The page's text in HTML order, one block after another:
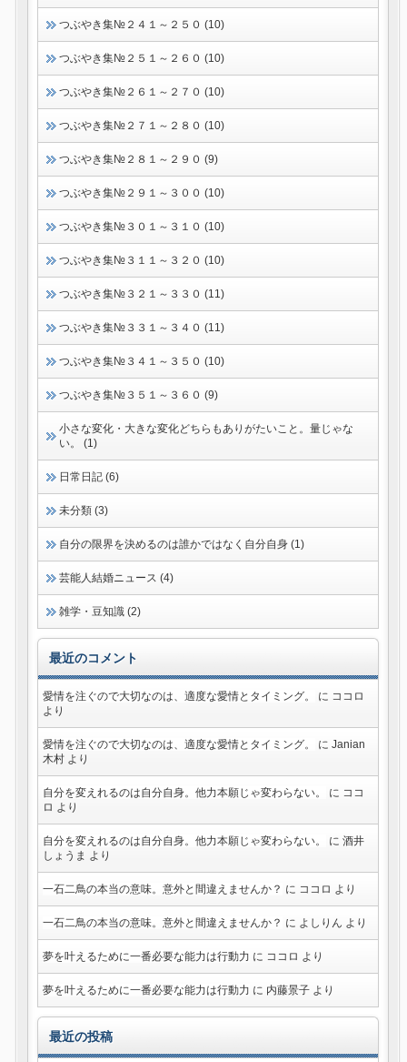
つぶやき集№２４１～２５０ (10)
つぶやき集№２５１～２６０ (10)
つぶやき集№２６１～２７０ (10)
つぶやき集№２７１～２８０ (10)
つぶやき集№２８１～２９０ (9)
つぶやき集№２９１～３００ (10)
つぶやき集№３０１～３１０ (10)
つぶやき集№３１１～３２０ (10)
つぶやき集№３２１～３３０ (11)
つぶやき集№３３１～３４０ (11)
つぶやき集№３４１～３５０ (10)
つぶやき集№３５１～３６０ (9)
小さな変化・大きな変化どちらもありがたいこと。量じゃな
い。 (1)
日常日記 (6)
未分類 (3)
自分の限界を決めるのは誰かではなく自分自身 (1)
芸能人結婚ニュース (4)
雑学・豆知識 (2)
最近のコメント
愛情を注ぐので大切なのは、適度な愛情とタイミング。 に ココロ
より
愛情を注ぐので大切なのは、適度な愛情とタイミング。 に Janian
木村より
自分を変えれるのは自分自身。他力本願じゃ変わらない。 に ココ
ロ より
自分を変えれるのは自分自身。他力本願じゃ変わらない。 に 酒井
しょうま より
一石二鳥の本当の意味。意外と間違えませんか？ に ココロ より
一石二鳥の本当の意味。意外と間違えませんか？ に よしりん より
夢を叶えるために一番必要な能力は行動力 に ココロ より
夢を叶えるために一番必要な能力は行動力 に 内藤景子より
最近の投稿